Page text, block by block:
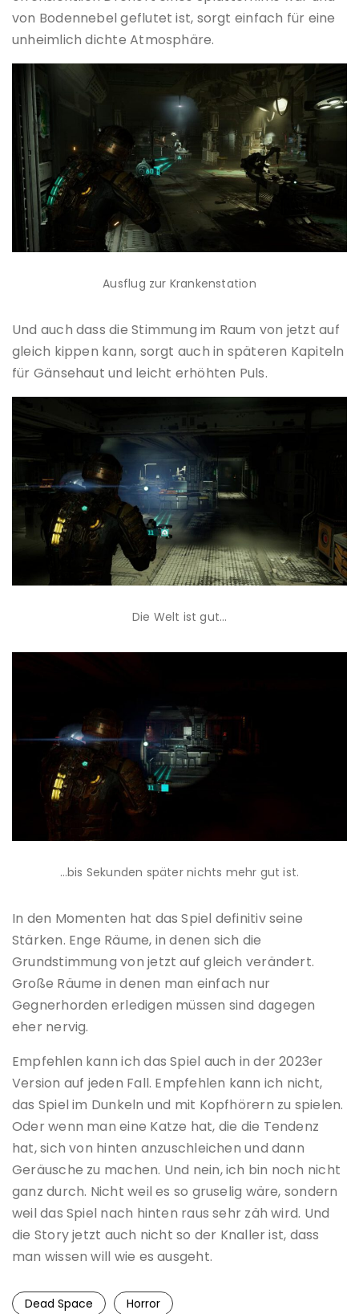
von Bodennebel geflutet ist, sorgt einfach für eine
unheimlich dichte Atmosphäre.
Ausflug zur Krankenstation
Und auch dass die Stimmung im Raum von jetzt auf
gleich kippen kann, sorgt auch in späteren Kapiteln
für Gänsehaut und leicht erhöhten Puls.
Die Welt ist gut…
…bis Sekunden später nichts mehr gut ist.
In den Momenten hat das Spiel definitiv seine
Stärken. Enge Räume, in denen sich die
Grundstimmung von jetzt auf gleich verändert.
Große Räume in denen man einfach nur
Gegnerhorden erledigen müssen sind dagegen
eher nervig.
Empfehlen kann ich das Spiel auch in der 2023er
Version auf jeden Fall. Empfehlen kann ich nicht,
das Spiel im Dunkeln und mit Kopfhörern zu spielen.
Oder wenn man eine Katze hat, die die Tendenz
hat, sich von hinten anzuschleichen und dann
Geräusche zu machen. Und nein, ich bin noch nicht
ganz durch. Nicht weil es so gruselig wäre, sondern
weil das Spiel nach hinten raus sehr zäh wird. Und
die Story jetzt auch nicht so der Knaller ist, dass
man wissen will wie es ausgeht.
Dead Space Horror